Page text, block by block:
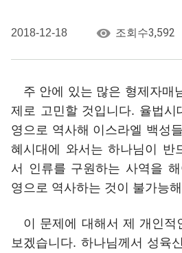
2018-12-18 조회수3,592
주 안에 있는 많은 형제자매
제로 고민할 것입니다. 율법시
영으로 역사해 이스라엘 백성
혜시대에 와서는 하나님이 반
서 인류를 구원하는 사역을
영으로 역사하는 것이 불가능
이 문제에 대해서 제 개인적
보겠습니다. 하나님께서 성육